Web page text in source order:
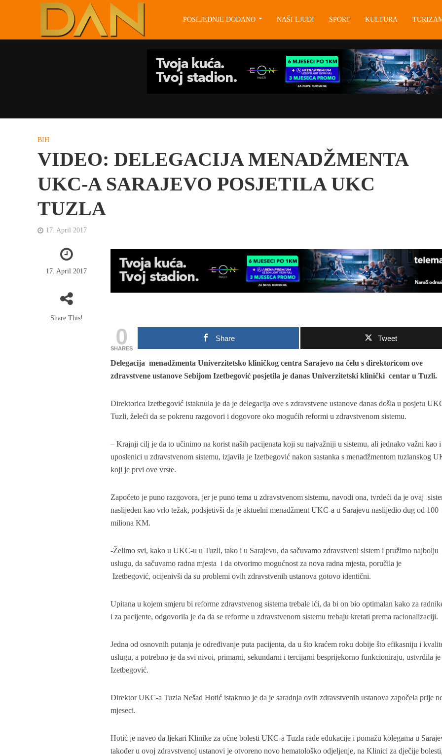
POSLJEDNJE DODANO NAŠI LJUDI SPORT KULTURA
BIH
VIDEO: DELEGACIJA MENADŽMENTA
UKC-A SARAJEVO POSJETILA UKC
TUZLA
17. April 2017
17. April 2017
Share This!
0
SHARES
Share Tweet
Delegacija menadžmenta Univerzitetsko kliničkog centra Sarajevo na čelu s direktoricom ove
zdravstvene ustanove Sebijom Izetbegović posjetila je danas Univerzitetski klinički centar u Tuzli.
Direktorica Izetbegović istaknula je da je delegacija ove s zdravstvene ustanove danas došla u posjetu
Tuzli, želeći da se pokrenu razgovori i dogovore oko mogućih reformi u zdravstvenom sistemu.
– Krajnji cilj je da to učinimo na korist naših pacijenata koji su najvažniji u sistemu, ali jednako važni kao i
uposlenici u zdravstvenom sistemu, izjavila je Izetbegović nakon sastanka s menadžmentom tuzlanskog
koji je prvi ove vrste.
Započeto je puno razgovora, jer je puno tema u zdravstvenom sistemu, navodi ona, tvrdeći da je ovaj
naslijeđen kao vrlo težak, podsjetivši da je aktuelni menadžment UKC-a u Sarajevu naslijedio dug od 100
miliona KM.
-Želimo svi, kako u UKC-u u Tuzli, tako i u Sarajevu, da sačuvamo zdravstveni sistem i pružimo najbolju
uslugu, da sačuvamo radna mjesta i da otvorimo mogućnost za nova radna mjesta, poručila je
Izetbegović, ocijenivši da su problemi ovih zdravstvenih ustanova gotovo identični.
Upitana u kojem smjeru bi reforme zdravstvenog sistema trebale ići, da bi on bio optimalan kako za
i za pacijente, odgovorila je da da se reforme u zdravstvenom sistemu trebaju kretati prema racionalizaciji.
Jedna od osnovnih putanja je određivanje puta pacijenta, da u što kraćem roku dobije što efikasniju i
uslugu, a potrebno je da svi nivoi, primarni, sekundarni i tercijarni besprijekorno funkcioniraju, ustvrdila je
Izetbegović.
Direktor UKC-a Tuzla Nešad Hotić istaknuo je da je saradnja ovih zdravstvenih ustanova započela prije
mjeseci.
Hotić je naveo da ljekari Klinike za očne bolesti UKC-a Tuzla rade edukacije i pomažu kolegama u
također u ovoj zdravstvenoj ustanovi je otvoreno novo hematološko odjeljenje, na Klinici za dječije